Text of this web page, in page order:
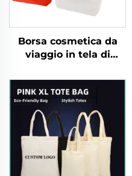
Borsa cosmetica da
viaggio in tela di
personalizzato, pratica
pochette ecologica
pieghevole con
chiusura lampo per
riporre trucchi, inclusa
come omaggio